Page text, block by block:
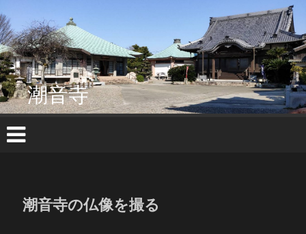
ン
テ
ン
ツ
へ
ス
キ
ッ
潮音寺
潮音寺の仏像を撮る